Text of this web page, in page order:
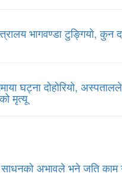
भागवण्डा टुङ्गियो, कुन
घट्ना दोहोरियो,
मृत्यू
अभावले भने जति काम